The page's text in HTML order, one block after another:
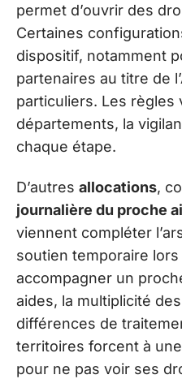
permet d’ouvrir des
Certaines
dispositif, notamment
partenaires au titre de
particuliers. Les règles
départements, la
chaque étape.
D’autres allocations,
journalière du proche
viennent compléter
soutien temporaire lors
accompagner un
aides, la multiplicité
différences de
territoires forcent à
pour ne pas voir ses